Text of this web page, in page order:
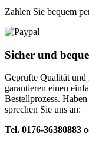
Zahlen Sie bequem
Sicher und
Geprüfte Qualität und
garantieren einen
Bestellprozess.
sprechen Sie uns an:
Tel. 0176-36380883